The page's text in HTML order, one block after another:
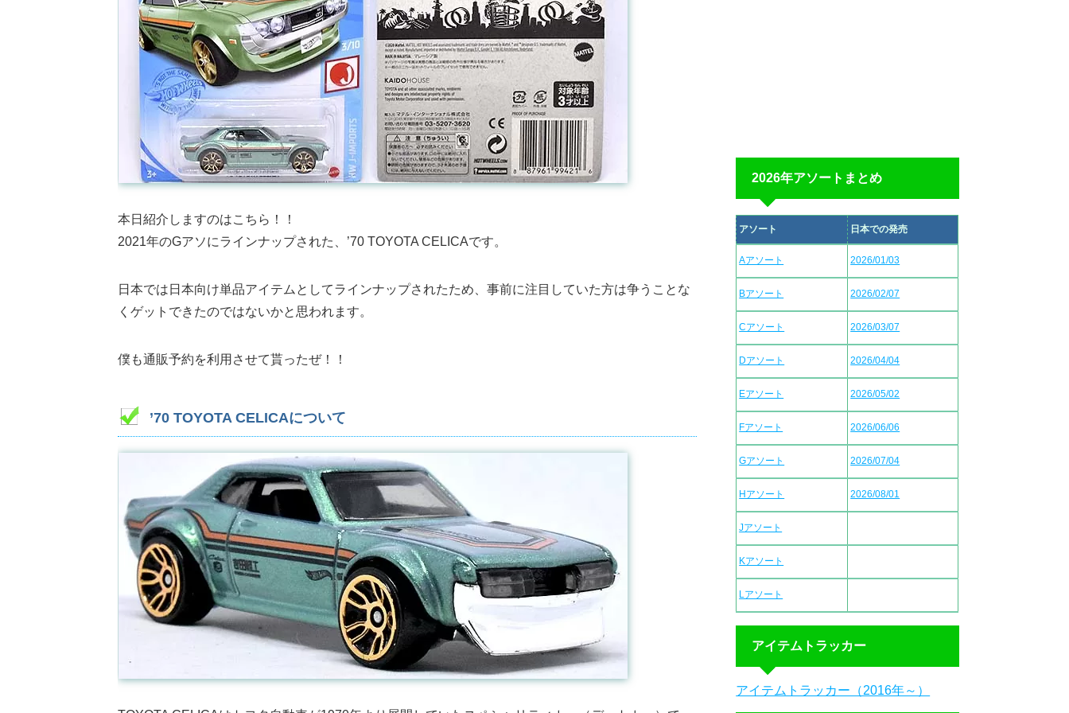
本日紹介しますのはこちら！！
2021年のGアソにラインナップされた、’70 TOYOTA CELICAです。
日本では日本向け単品アイテムとしてラインナップされたため、事前に注目していた方は争うことな
くゲットできたのではないかと思われます。
僕も通販予約を利用させて貰ったぜ！！
’70 TOYOTA CELICAについて
2026年アソートまとめ
アソート 日本での発売
Aアソート 2026/01/03
Bアソート 2026/02/07
Cアソート 2026/03/07
Dアソート 2026/04/04
Eアソート 2026/05/02
Fアソート 2026/06/06
Gアソート 2026/07/04
Hアソート 2026/08/01
Jアソート
Kアソート
Lアソート
アイテムトラッカー
アイテムトラッカー（2016年～）